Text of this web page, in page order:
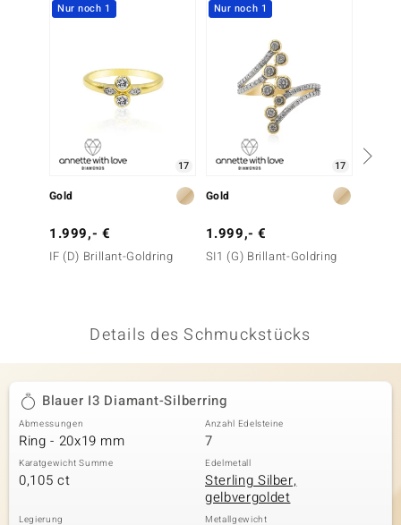
BY DE MELO
Classics
Nur noch 1
17
Gold
1.999,- €
IF (D) Brillant-Goldring
Nur noch 1
17
Gold
1.999,- €
SI1 (G) Brillant-Goldring
Details des Schmuckstücks
Blauer I3 Diamant-Silberring
Abmessungen
Ring - 20x19 mm
Anzahl Edelsteine
7
Karatgewicht Summe
0,105 ct
Edelmetall
Sterling Silber,
gelbvergoldet
Legierung Metallgewicht